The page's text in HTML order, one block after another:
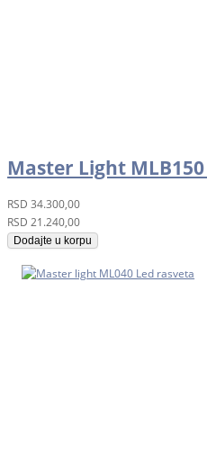
Master Light
RSD 34.300,00
RSD 21.240,00
Dodajte u korpu